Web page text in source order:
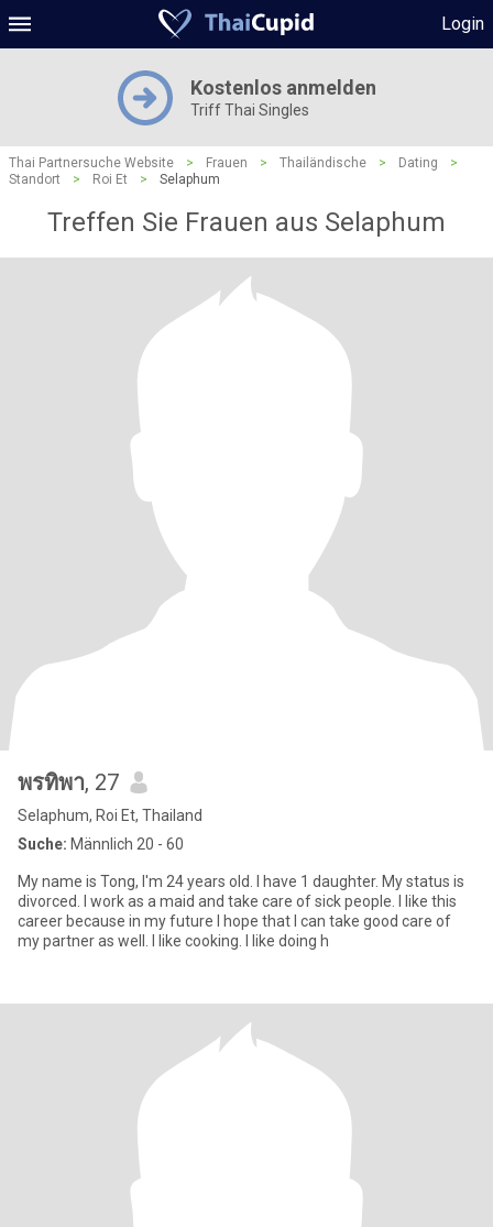
Login
Kostenlos anmelden
Triff Thai Singles
Thai Partnersuche Website > Frauen > Thailändische > Dating
>
Standort
> Roi Et > Selaphum
Treffen Sie Frauen aus Selaphum
พรทิพา, 27
Selaphum, Roi Et, Thailand
Suche: Männlich 20 - 60
My name is Tong, I'm 24 years old. I have 1 daughter. My status is
divorced. I work as a maid and take care of sick people. I like this
career because in my future I hope that I can take good care of
my partner as well. I like cooking. I like doing h